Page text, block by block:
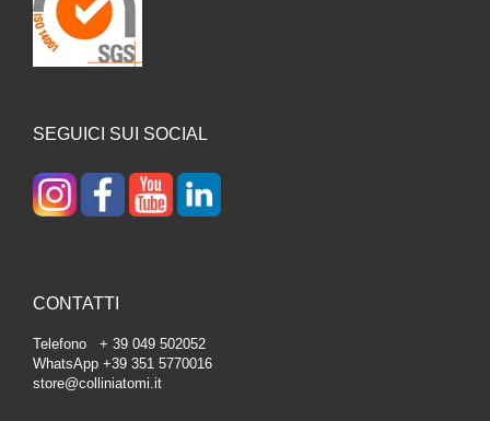
SEGUICI SUI SOCIAL
CONTATTI
Telefono + 39 049 502052
WhatsApp +39 351 5770016
store@colliniatomi.it